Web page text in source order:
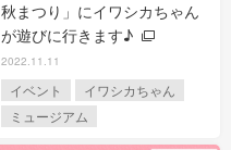
秋まつり」にイワシカちゃん
が遊びに行きます♪
2022.11.11
イベント
イワシカちゃん
ミュージアム